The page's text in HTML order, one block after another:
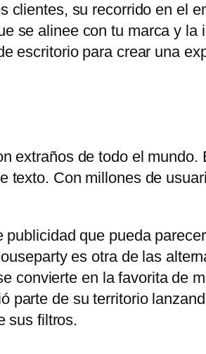
clientes, su recorrido en el
se alinee con tu marca y la
escritorio para crear una
extraños de todo el mundo.
texto. Con millones de
que pueda
es otra de las
convierte en la favorita de
parte de su territorio
sus filtros.